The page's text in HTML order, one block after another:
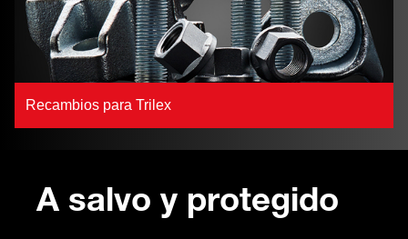
Recambios para Trilex
A salvo y protegido